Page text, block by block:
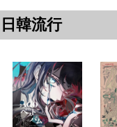
日韓流行